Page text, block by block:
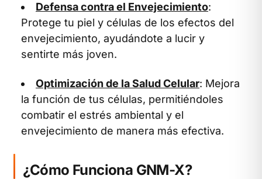
Defensa contra el Envejecimiento:
Protege tu piel y células de los efectos del
envejecimiento, ayudándote a lucir y
sentirte más joven.
Optimización de la Salud Celular: Mejora
la función de tus células, permitiéndoles
combatir el estrés ambiental y el
envejecimiento de manera más efectiva.
¿Cómo Funciona GNM-X?